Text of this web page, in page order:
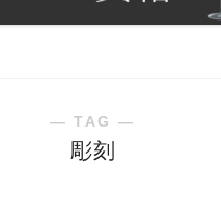
― TAG ―
彫刻